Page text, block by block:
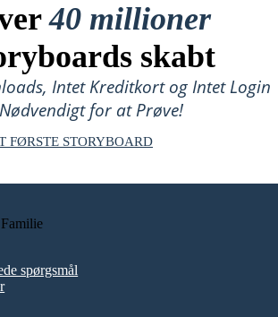
40 millioner
skabt
Intet Kreditkort og Intet Login
Nødvendigt for at Prøve!
FØRSTE STORYBOARD
spørgsmål